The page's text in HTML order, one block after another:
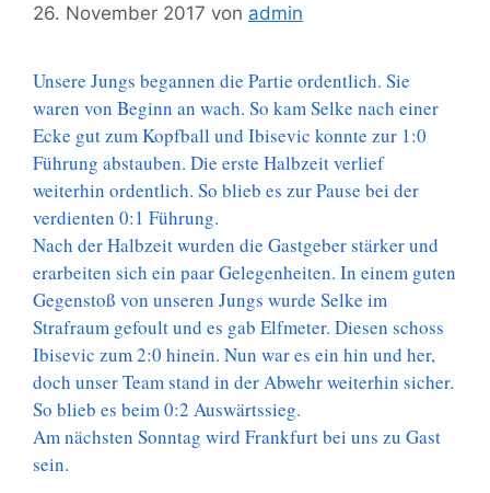
26. November 2017 von admin
Unsere Jungs begannen die Partie ordentlich. Sie
waren von Beginn an wach. So kam Selke nach einer
Ecke gut zum Kopfball und Ibisevic konnte zur 1:0
Führung abstauben. Die erste Halbzeit verlief
weiterhin ordentlich. So blieb es zur Pause bei der
verdienten 0:1 Führung.
Nach der Halbzeit wurden die Gastgeber stärker und
erarbeiten sich ein paar Gelegenheiten. In einem guten
Gegenstoß von unseren Jungs wurde Selke im
Strafraum gefoult und es gab Elfmeter. Diesen schoss
Ibisevic zum 2:0 hinein. Nun war es ein hin und her,
doch unser Team stand in der Abwehr weiterhin sicher.
So blieb es beim 0:2 Auswärtssieg.
Am nächsten Sonntag wird Frankfurt bei uns zu Gast
sein.